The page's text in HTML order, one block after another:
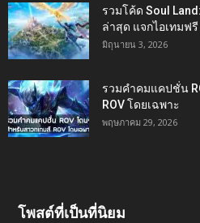
รวมโค้ด Soul
ล่าสุด แจกไอเทมฟ
มิถุนายน 3, 2026
รวมคำคมแคปชั่น
ROV โดยเฉพาะ
พฤษภาคม 29, 2026
โพสต์ที่เป็นที่นิยม